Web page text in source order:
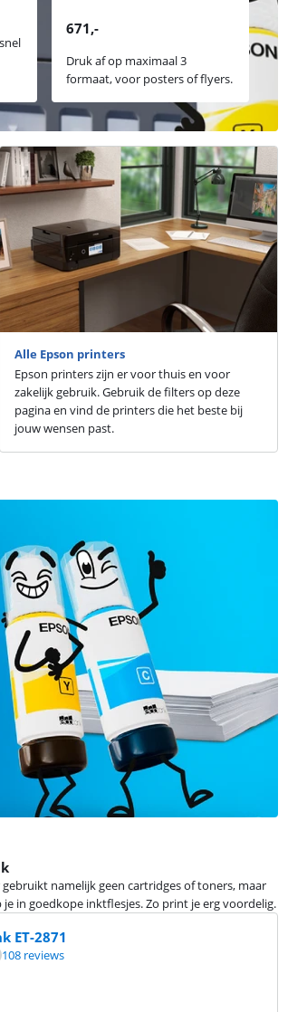
671,-
Druk af op maximaal 3
formaat, voor posters of flyers.
Alle Epson printers
Epson printers zijn er voor thuis en voor
zakelijk gebruik. Gebruik de filters op deze
pagina en vind de printers die het beste bij
jouw wensen past.
namelijk geen cartridges of toners, maar
in goedkope inktflesjes. Zo print je erg voordelig.
ET-2871
108 reviews